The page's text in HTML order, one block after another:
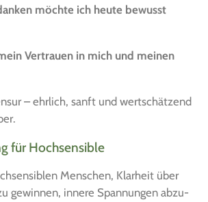
möch­te ich heu­te bewusst
Ver­trau­en in mich und mei­nen
– ehr­lich, sanft und wert­schät­zend
für Hochsensible
Men­schen, Klar­heit über
gewin­nen, inne­re Span­nun­gen abzu­